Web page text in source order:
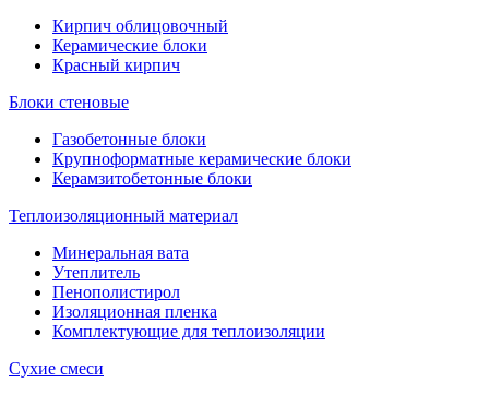
Кирпич облицовочный
Керамические блоки
Красный кирпич
Блоки стеновые
Газобетонные блоки
Крупноформатные керамические блоки
Керамзитобетонные блоки
Теплоизоляционный материал
Минеральная вата
Утеплитель
Пенополистирол
Изоляционная пленка
Комплектующие для теплоизоляции
Сухие смеси